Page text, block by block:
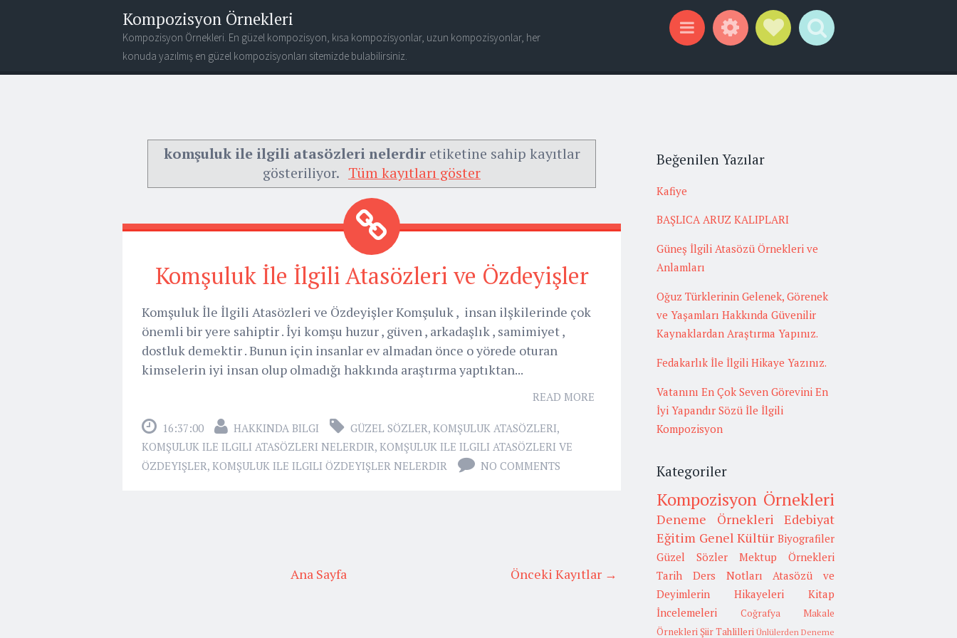
Kompozisyon Örnekleri
Kompozisyon Örnekleri. En güzel kompozisyon, kısa kompozisyonlar, uzun kompozisyonlar, her
konuda yazılmış en güzel kompozisyonları sitemizde bulabilirsiniz.
komşuluk ile ilgili atasözleri nelerdiretiketine sahip kayıtlar
gösteriliyor. Tüm kayıtları göster
Komşuluk İle İlgili Atasözleri ve Özdeyişler
Komşuluk İle İlgili Atasözleri ve Özdeyişler Komşuluk , insan ilşkilerinde çok
önemli bir yere sahiptir . İyi komşu huzur , güven , arkadaşlık , samimiyet ,
dostluk demektir . Bunun için insanlar ev almadan önce o yörede oturan
kimselerin iyi insan olup olmadığı hakkında araştırma yaptıktan...
READ MORE
16:37:00 HAKKINDA BILGI GÜZEL SÖZLER, KOMŞULUK ATASÖZLERI,
KOMŞULUK ILE ILGILI ATASÖZLERI NELERDIR, KOMŞULUK ILE ILGILI ATASÖZLERI VE
ÖZDEYIŞLER, KOMŞULUK ILE ILGILI ÖZDEYIŞLER NELERDIR NO COMMENTS
Önceki Kayıtlar →
Ana Sayfa
Beğenilen Yazılar
Kafiye
BAŞLICA ARUZ KALIPLARI
Güneş İlgili Atasözü Örnekleri ve
Anlamları
Oğuz Türklerinin Gelenek, Görenek
ve Yaşamları Hakkında Güvenilir
Kaynaklardan Araştırma Yapınız.
Fedakarlık İle İlgili Hikaye Yazınız.
Vatanını En Çok Seven Görevini En
İyi Yapandır Sözü İle İlgili
Kompozisyon
Kategoriler
Kompozisyon Örnekleri
Deneme Örnekleri
Edebiyat
Eğitim Genel Kültür Biyografiler
Güzel Sözler
Mektup Örnekleri
Tarih
Ders Notları
Atasözü ve
Deyimlerin Hikayeleri
Kitap
İncelemeleri
Coğrafya
Makale
Örnekleri Şiir Tahlilleri Ünlülerden Deneme